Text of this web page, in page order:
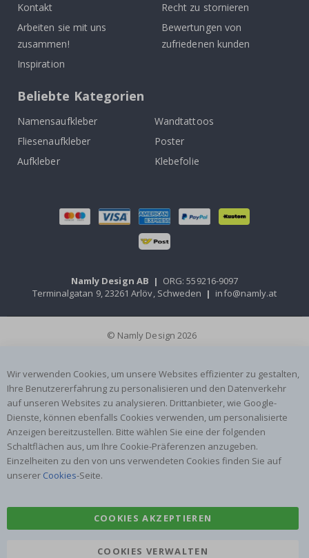
Kontakt
Arbeiten sie mit uns
zusammen!
Inspiration
Recht zu stornieren
Bewertungen von
zufriedenen kunden
Beliebte Kategorien
Namensaufkleber
Wandtattoos
Fliesenaufkleber
Poster
Aufkleber
Klebefolie
Namly Design AB | ORG: 559216-9097
Terminalgatan 9, 23261 Arlöv, Schweden | info@namly.at
© Namly Design 2026
Wir verwenden Cookies, um unsere Websites effizienter zu gestalten,
Ihre Benutzererfahrung zu personalisieren und den Datenverkehr
auf unseren Websites zu analysieren. Drittanbieter, wie Google-
Dienste, können ebenfalls Cookies verwenden, um personalisierte
Anzeigen bereitzustellen. Bitte wählen Sie eine der folgenden
Schaltflächen aus, um Ihre Cookie-Präferenzen anzugeben.
Einzelheiten zu den von uns verwendeten Cookies finden Sie auf
unserer Cookies-Seite.
COOKIES AKZEPTIEREN
COOKIES VERWALTEN